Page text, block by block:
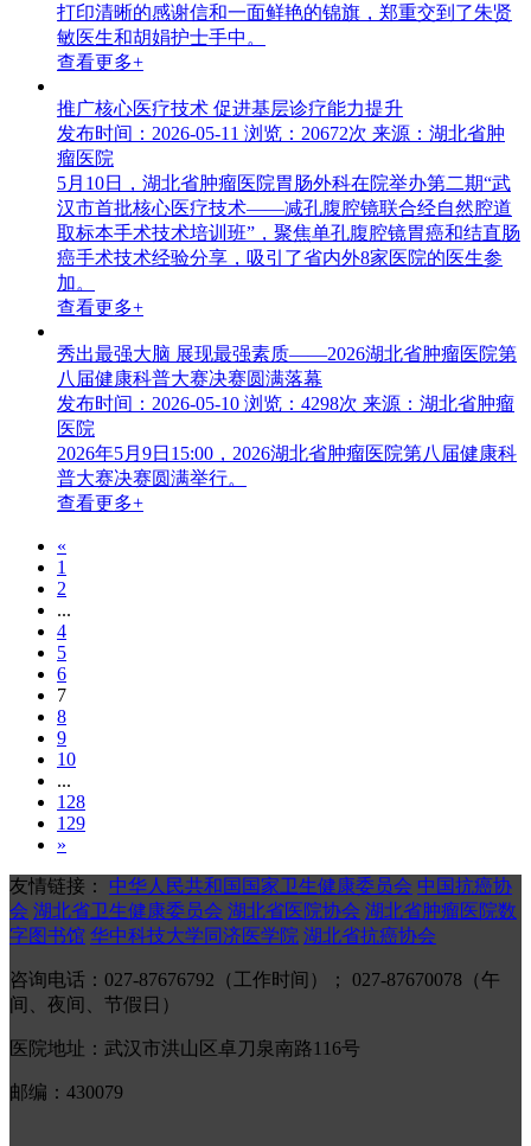
打印清晰的感谢信和一面鲜艳的锦旗，郑重交到了朱贤
敏医生和胡娟护士手中。
查看更多+
推广核心医疗技术 促进基层诊疗能力提升
发布时间：2026-05-11 浏览：20672次 来源：湖北省肿
瘤医院
5月10日，湖北省肿瘤医院胃肠外科在院举办第二期“武
汉市首批核心医疗技术——减孔腹腔镜联合经自然腔道
取标本手术技术培训班”，聚焦单孔腹腔镜胃癌和结直肠
癌手术技术经验分享，吸引了省内外8家医院的医生参
加。
查看更多+
秀出最强大脑 展现最强素质——2026湖北省肿瘤医院第
八届健康科普大赛决赛圆满落幕
发布时间：2026-05-10 浏览：4298次 来源：湖北省肿瘤
医院
2026年5月9日15:00，2026湖北省肿瘤医院第八届健康科
普大赛决赛圆满举行。
查看更多+
«
1
2
...
4
5
6
7
8
9
10
...
128
129
»
友情链接： 中华人民共和国国家卫生健康委员会 中国抗癌协
会 湖北省卫生健康委员会 湖北省医院协会 湖北省肿瘤医院数
字图书馆 华中科技大学同济医学院 湖北省抗癌协会
咨询电话：027-87676792（工作时间）； 027-87670078（午
间、夜间、节假日）
医院地址：武汉市洪山区卓刀泉南路116号
邮编：430079